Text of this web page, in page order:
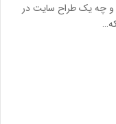
و چه یک طراح سایت در